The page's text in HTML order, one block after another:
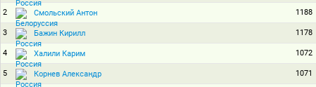
2 Смольский Антон 1188
3 Бажин Кирилл 1178
4 Халили Карим 1072
5 Корнев Александр 1071